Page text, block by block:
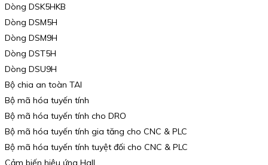
Dòng DSK5HKB
Dòng DSM5H
Dòng DSM9H
Dòng DST5H
Dòng DSU9H
Bộ chia an toàn TAI
Bộ mã hóa tuyến tính
Bộ mã hóa tuyến tính cho DRO
Bộ mã hóa tuyến tính gia tăng cho CNC & PLC
Bộ mã hóa tuyến tính tuyệt đối cho CNC & PLC
Cảm biến hiệu ứng Hall